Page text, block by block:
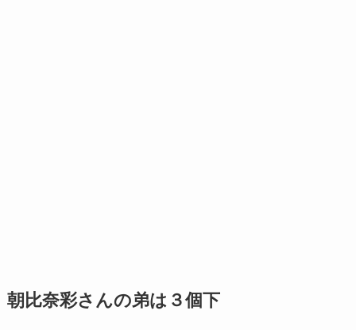
朝比奈彩さんの弟は３個下